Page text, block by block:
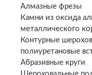
Алмазные фрезы
Камни из оксида
металлического
Контурные
полиуретановые
Абразивные круги